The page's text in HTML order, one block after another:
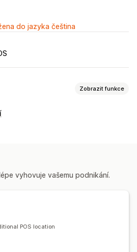
do jazyka čeština
Zobrazit funkce
hmotnosti obalů
vyhovuje vašemu podnikání.
POS location